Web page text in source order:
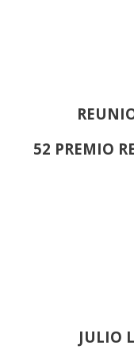
52 PREMIO
JULIO